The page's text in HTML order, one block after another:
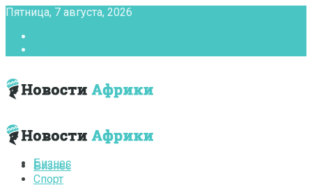
Пятница, 7 августа, 2026
Бизнес
Бизнес
Спорт